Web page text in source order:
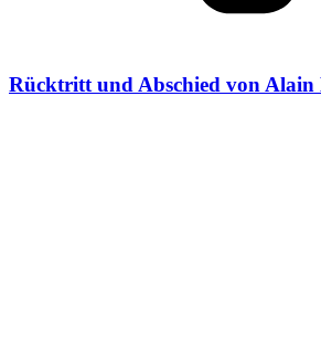
Rücktritt und Abschied von Alain